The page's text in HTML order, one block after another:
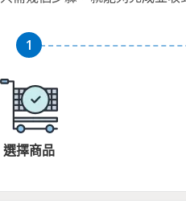
選擇商品